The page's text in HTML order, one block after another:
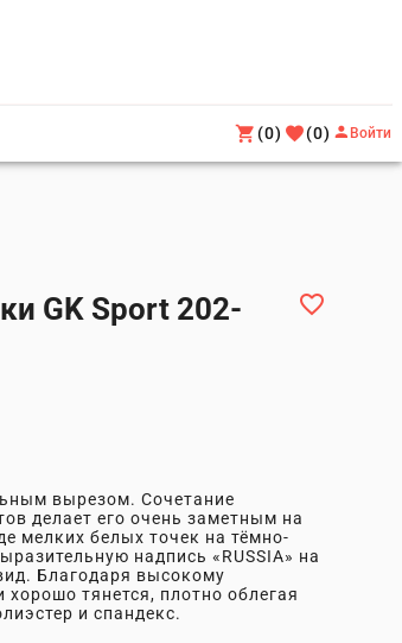
(0) (0) Войти
GK Sport 202-
вырезом. Сочетание
делает его очень заметным на
мелких белых точек на тёмно-
надпись «RUSSIA» на
Благодаря высокому
тянется, плотно облегая
и спандекс.